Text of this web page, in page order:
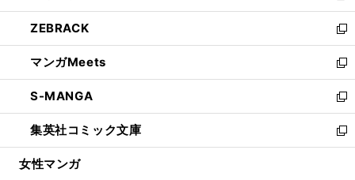
開
く
ウ
で
開
く
ン
ド
ウ
で
開
く
ウ
ィ
ン
ド
ウ
で
開
く
し
い
ウ
ィ
ン
ド
ウ
で
開
ZEBRACK
新
し
い
ウ
ィ
ン
ド
ウ
マンガMeets
新
し
い
ウ
ィ
ン
S-MANGA
新
し
い
ウ
集英社コミック文庫
新
し
女性マンガ